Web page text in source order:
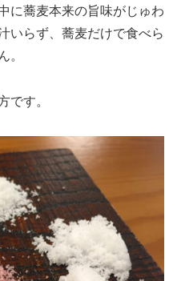
に蕎麦本来の旨味がじゅわ
いらず、蕎麦だけで食べら
。
です。